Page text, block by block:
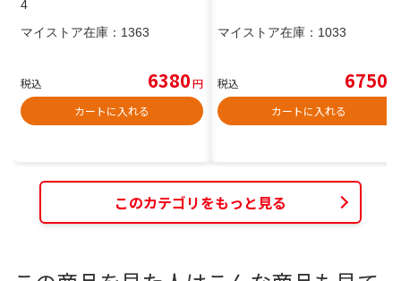
4
マイストア在庫： 1363
税込 6380円
カートに入れる
マイストア在庫： 1033
税込 6750
カートに入れる
このカテゴリをもっと見る